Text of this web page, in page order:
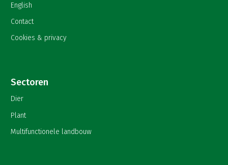
English
Contact
Cookies & privacy
Sectoren
Dier
Plant
Multifunctionele landbouw